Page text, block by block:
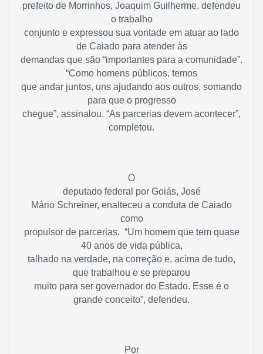
prefeito de Morrinhos, Joaquim Guilherme, defendeu
o trabalho
conjunto e expressou sua vontade em atuar ao lado
de Caiado para atender às
demandas que são “importantes para a comunidade”.
“Como homens públicos, temos
que andar juntos, uns ajudando aos outros, somando
para que o progresso
chegue”, assinalou. “As parcerias devem acontecer”,
completou.
O
deputado federal por Goiás, José
Mário Schreiner, enalteceu a conduta de Caiado
como
propulsor de parcerias. “Um homem que tem quase
40 anos de vida pública,
talhado na verdade, na correção e, acima de tudo,
que trabalhou e se preparou
muito para ser governador do Estado. Esse é o
grande conceito”, defendeu.
Por